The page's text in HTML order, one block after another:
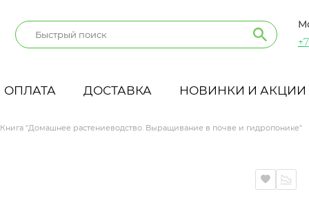
ОПЛАТА ДОСТАВКА НОВИНКИ И АКЦИИ
Книга "Домашнее растениеводство. Выращивание в почве и гидропонике"